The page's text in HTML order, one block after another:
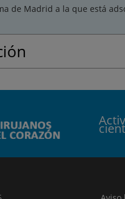
de Madrid a la que está